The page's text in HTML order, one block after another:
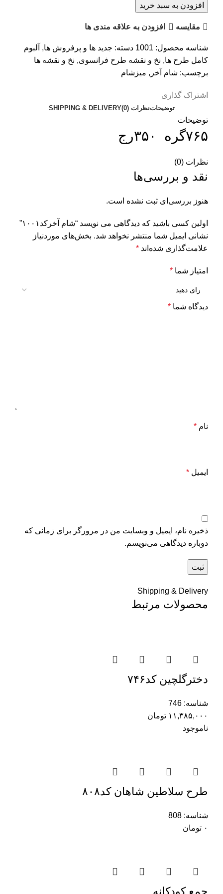
افزودن به سبد خرید
مقایسه افزودن به علاقه مندی ها
شناسه محصول: 1001 دسته: جدید ها و پرفروش ها, آلبوم
کامل طرح ها, نخ و نقشه طرح فرانسوی, نخ و نقشه ها
برچسب: شام آخر , میزشام
اشتراک گذاری
توضیحاتنظرات (0) SHIPPING & DELIVERY
توضیحات
۷۶۵گره ۳۵۰رج
نظرات (0)
نقد و بررسی‌ها
هنوز بررسی‌ای ثبت نشده است.
اولین کسی باشید که دیدگاهی می نویسد “شام آخرکد۱۰۰۱”
نشانی ایمیل شما منتشر نخواهد شد. بخش‌های موردنیاز
علامت‌گذاری شده‌اند *
امتیاز شما *
دیدگاه شما *
نام *
ایمیل *
ذخیره نام، ایمیل و وبسایت من در مرورگر برای زمانی که
دوباره دیدگاهی می‌نویسم.
Shipping & Delivery
محصولات مرتبط
دخترگلچین کد۷۴۶
شناسه: 746
۱۱,۳۸۵,۰۰۰ تومان
ناموجود
طرح سلاطین شاهان کد۸۰۸
شناسه: 808
۰ تومان
جمع کودکانه